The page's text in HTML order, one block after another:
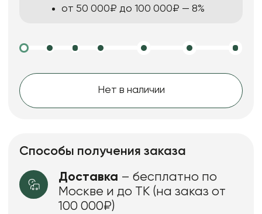
от 50 000₽ до 100 000₽ — 8%
Нет в наличии
Способы получения заказа
Доставка – бесплатно по
Москве и до ТК (на заказ от
100 000₽)